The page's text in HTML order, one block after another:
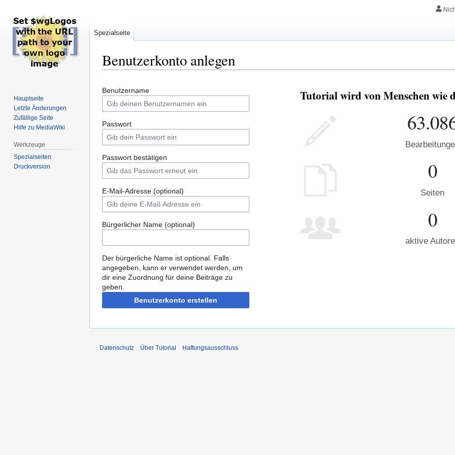
Benutzerkonto anlegen
Navigation
springen
Suche
springen
Benutzername
Passwort
Passwort bestätigen
E-Mail-Adresse (optional)
Bürgerlicher Name (optional)
Der bürgerliche Name ist optional. Falls
angegeben, kann er verwendet werden, um
dir eine Zuordnung für deine Beiträge zu
geben.
Benutzerkonto erstellen
Tutorial wird von Menschen wie
0
Seiten
0
aktive
Spezialseite
Hauptseite
Letzte Änderungen
Zufällige Seite
Hilfe zu MediaWiki
Werkzeuge
Spezialseiten
Druckversion
Datenschutz Über Tutorial Haftungsausschluss